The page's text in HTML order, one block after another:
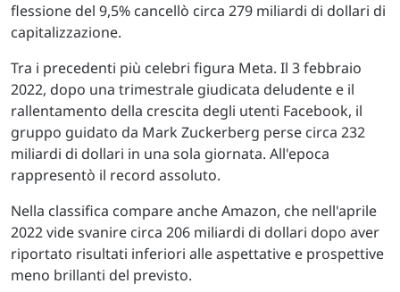
flessione del 9,5% cancellò circa 279 miliardi di dollari di
capitalizzazione.
Tra i precedenti più celebri figura Meta. Il 3 febbraio
2022, dopo una trimestrale giudicata deludente e il
rallentamento della crescita degli utenti Facebook, il
gruppo guidato da Mark Zuckerberg perse circa 232
miliardi di dollari in una sola giornata. All'epoca
rappresentò il record assoluto.
Nella classifica compare anche Amazon, che nell'aprile
2022 vide svanire circa 206 miliardi di dollari dopo aver
riportato risultati inferiori alle aspettative e prospettive
meno brillanti del previsto.